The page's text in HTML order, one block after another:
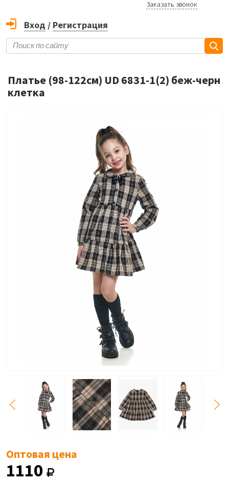
Заказать звонок
Вход / Регистрация
Платье (98-122см) UD 6831-1(2) беж-черн
клетка
Оптовая цена
1110